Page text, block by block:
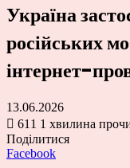
Україна
російських
інтернет-
13.06.2026
611 1 хвилина
Поділитися
Facebook